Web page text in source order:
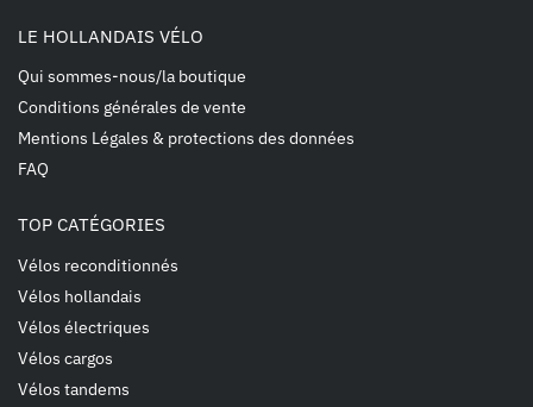
LE HOLLANDAIS VÉLO
Qui sommes-nous/la boutique
Conditions générales de vente
Mentions Légales & protections des données
FAQ
TOP CATÉGORIES
Vélos reconditionnés
Vélos hollandais
Vélos électriques
Vélos cargos
Vélos tandems